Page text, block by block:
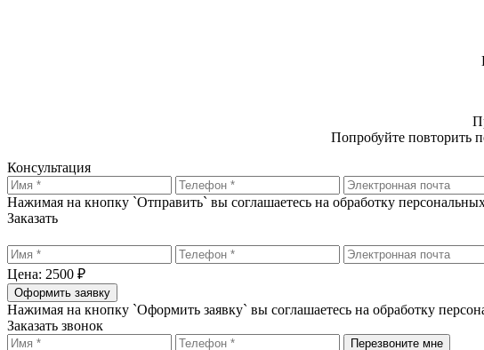
Попробуйте повторить
Консультация
Нажимая на кнопку `Отправить` вы соглашаетесь на обработку
Заказать
Цена: 2500 ₽
Оформить заявку
Нажимая на кнопку `Оформить заявку` вы соглашаетесь на обработку
Заказать звонок
Перезвоните мне